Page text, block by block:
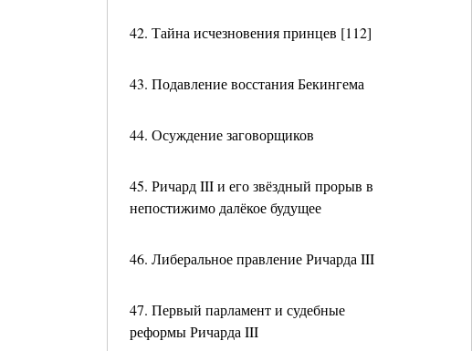
42. Тайна исчезновения принцев [112]
43. Подавление восстания Бекингема
44. Осуждение заговорщиков
45. Ричард III и его звёздный прорыв в
непостижимо далёкое будущее
46. Либеральное правление Ричарда III
47. Первый парламент и судебные
реформы Ричарда III